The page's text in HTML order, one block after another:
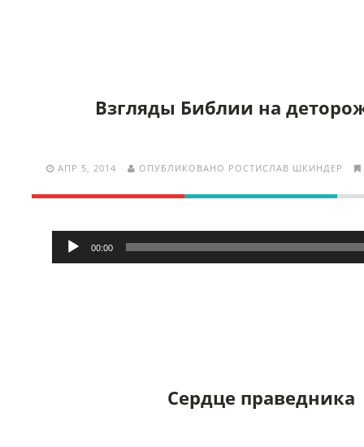
Взгляды Библии на
АПР 5, 2014 ОПУБЛИКОВАНО РОСТИСЛАВ ШКИНДЕР
Аудиоплеер
00:00
Сердце праведника